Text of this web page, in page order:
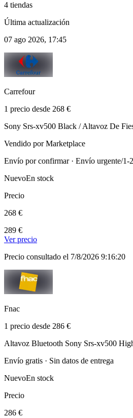
4 tiendas
Última actualización
07 ago 2026, 17:45
Carrefour
1 precio desde 268 €
Sony Srs-xv500 Black / Altavoz De
Vendido por Marketplace
Envío por confirmar · Envío urgente/1-
NuevoEn stock
Precio
268 €
289 €
Ver precio
Precio consultado el 7/8/2026 9:16:20
Fnac
1 precio desde 286 €
Altavoz Bluetooth Sony Srs-xv500
Envío gratis · Sin datos de entrega
NuevoEn stock
Precio
286 €